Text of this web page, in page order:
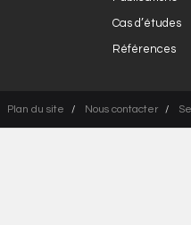
Cas d’études
Références
Plan du site Nous contacter